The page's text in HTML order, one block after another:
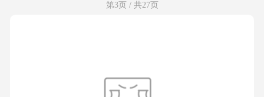
第3页 / 共27页